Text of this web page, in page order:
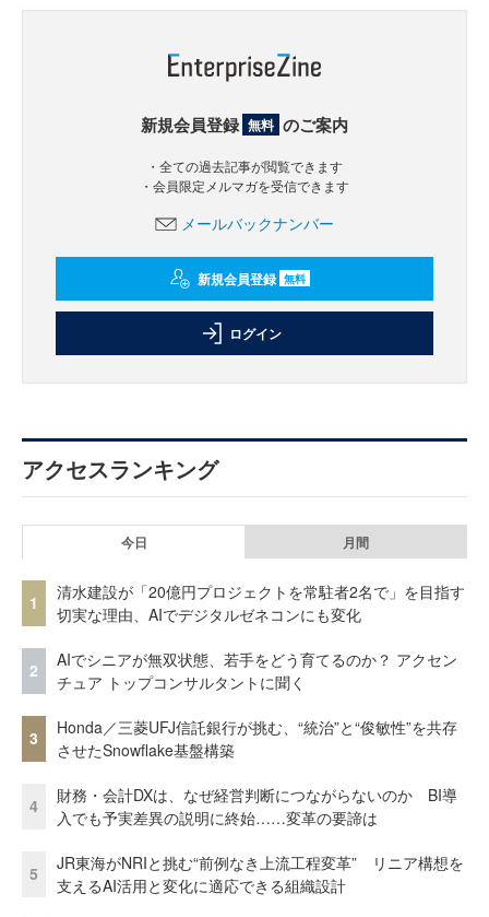
新規会員登録 無料 のご案内
・全ての過去記事が閲覧できます
・会員限定メルマガを受信できます
メールバックナンバー
新規会員登録 無料
ログイン
アクセスランキング
今日 月間
1
清水建設が「20億円プロジェクトを常駐者2名で」を目指す
切実な理由、AIでデジタルゼネコンにも変化
2
AIでシニアが無双状態、若手をどう育てるのか？ アクセン
チュア トップコンサルタントに聞く
3
Honda／三菱UFJ信託銀行が挑む、“統治”と“俊敏性”を共存
させたSnowflake基盤構築
4
財務・会計DXは、なぜ経営判断につながらないのか BI導
入でも予実差異の説明に終始……変革の要諦は
5
JR東海がNRIと挑む“前例なき上流工程変革” リニア構想を
支えるAI活用と変化に適応できる組織設計